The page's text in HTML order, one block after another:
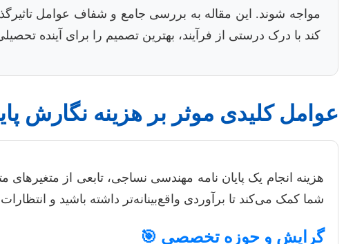
مواجه شوند. این مقاله به بررسی جامع و شفاف عوامل
کند با درک درستی از فرآیند، بهترین تصمیم را برای آینده
عوامل کلیدی موثر بر هزینه نگارش
هزینه انجام یک پایان نامه مهندسی نساجی، تابعی از
شما کمک می‌کند تا برآوردی واقع‌بینانه‌تر داشته باشید و
گرایش و حوزه تخصصی 🎯